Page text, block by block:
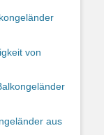
von
aus